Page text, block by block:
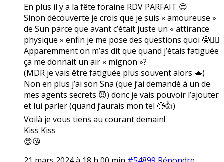
En plus il y a la fête foraine RDV PARFAIT 😍
Sinon découverte je crois que je suis « amoureuse »
de Sun parce que avant c’était juste un « attirance
physique » enfin je me pose des questions quoi 🤓🤷‍♀️
Apparemment on m’as dit que quand j’étais fatiguée
ça me donnait un air « mignon »?
(MDR je vais être fatiguée plus souvent alors 🫦)
Non en plus j’ai son Sna (que j’ai demandé à un de
mes agents secrets 😈) donc je vais pouvoir l’ajouter
et lui parler (quand j’aurais mon tel 🥲👍)
Voilà je vous tiens au courant demain!
Kiss Kiss
😍😘